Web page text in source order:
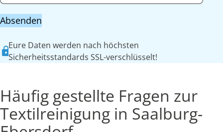
Absenden
Eure Daten werden nach höchsten
Sicherheitsstandards SSL-verschlüsselt!
Häufig gestellte Fragen zur
Textilreinigung in Saalburg-